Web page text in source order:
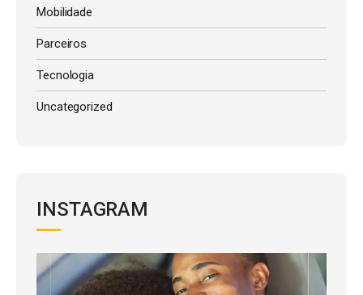
Mobilidade
Parceiros
Tecnologia
Uncategorized
INSTAGRAM